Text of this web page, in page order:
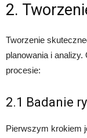
2.
Tworzenie
planowania i
procesie:
2.1 Badanie
Pierwszym krokiem